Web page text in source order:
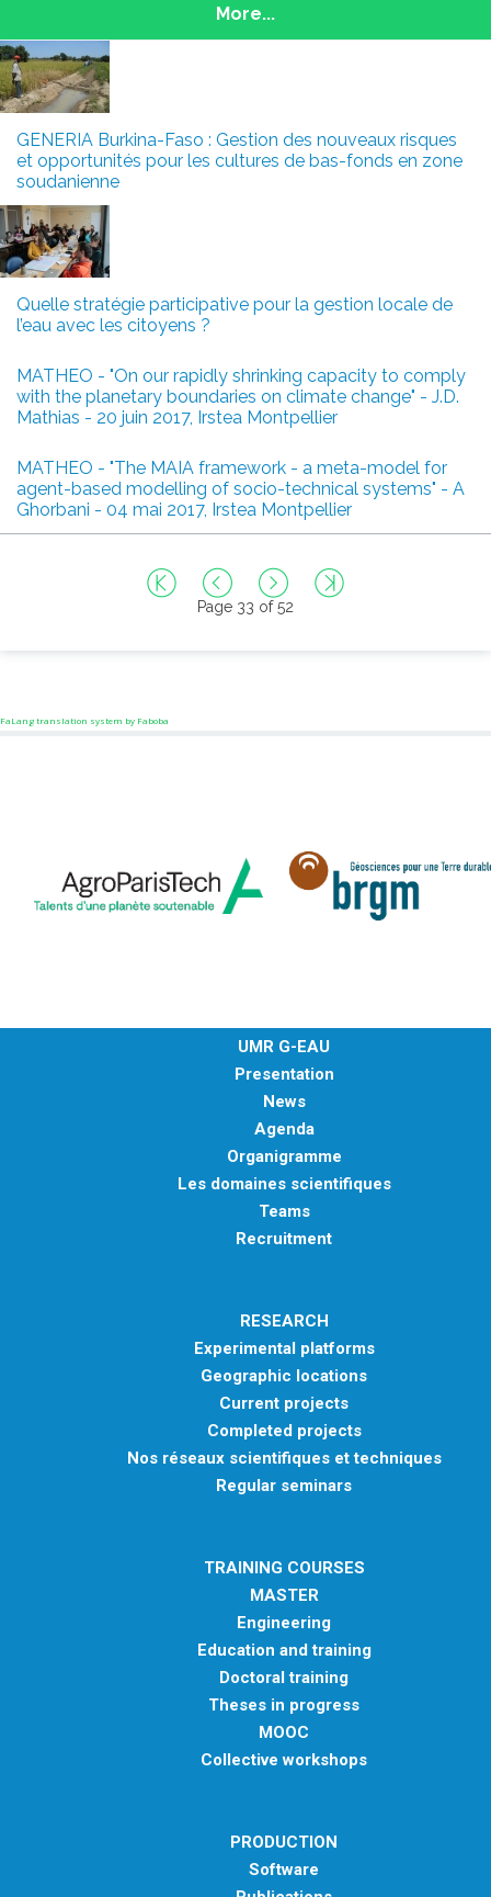
More...
GENERIA Burkina-Faso : Gestion des nouveaux risques
et opportunités pour les cultures de bas-fonds en zone
soudanienne
Quelle stratégie participative pour la gestion locale de
l’eau avec les citoyens ?
MATHEO - "On our rapidly shrinking capacity to comply
with the planetary boundaries on climate change" - J.D.
Mathias - 20 juin 2017, Irstea Montpellier
MATHEO - "The MAIA framework - a meta-model for
agent-based modelling of socio-technical systems" - A
Ghorbani - 04 mai 2017, Irstea Montpellier
Page 33 of 52
FaLang translation system by Faboba
UMR G-EAU
Presentation
News
Agenda
Organigramme
Les domaines scientifiques
Teams
Recruitment
RESEARCH
Experimental platforms
Geographic locations
Current projects
Completed projects
Nos réseaux scientifiques et techniques
Regular seminars
TRAINING COURSES
MASTER
Engineering
Education and training
Doctoral training
Theses in progress
MOOC
Collective workshops
PRODUCTION
Software